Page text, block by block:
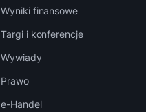
Wyniki finansowe
Targi i konferencje
Wywiady
Prawo
e-Handel